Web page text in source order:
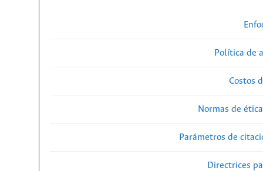
Política de
Costos
Normas de
Parámetros de
Directrices